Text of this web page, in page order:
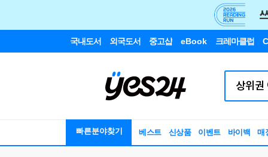
국내도서 외국도서 중고샵 eBook 크레마클럽
빠른분야찾기 베스트 신상품 이벤트 바이백 매